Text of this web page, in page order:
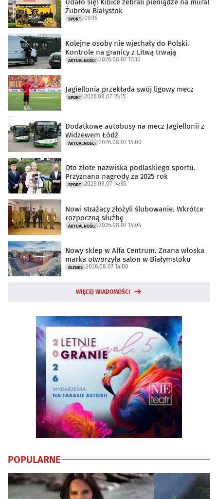
Udało się! Kibice zebrali pieniądze na mural
Żubrów Białystok
SPORT 09:16
Kolejne osoby nie wjechały do Polski.
Kontrole na granicy z Litwą trwają
AKTUALNOŚCI 2026.08.07 17:30
Jagiellonia przekłada swój ligowy mecz
SPORT 2026.08.07 15:15
Dodatkowe autobusy na mecz Jagiellonii z
Widzewem Łódź
AKTUALNOŚCI 2026.08.07 15:00
Oto złote nazwiska podlaskiego sportu.
Przyznano nagrody za 2025 rok
SPORT 2026.08.07 14:30
Nowi strażacy złożyli ślubowanie. Wkrótce
rozpoczną służbę
AKTUALNOŚCI 2026.08.07 14:04
Nowy sklep w Alfa Centrum. Znana włoska
marka otworzyła salon w Białymstoku
BIZNES 2026.08.07 14:00
WIĘCEJ WIADOMOŚCI
POPULARNE